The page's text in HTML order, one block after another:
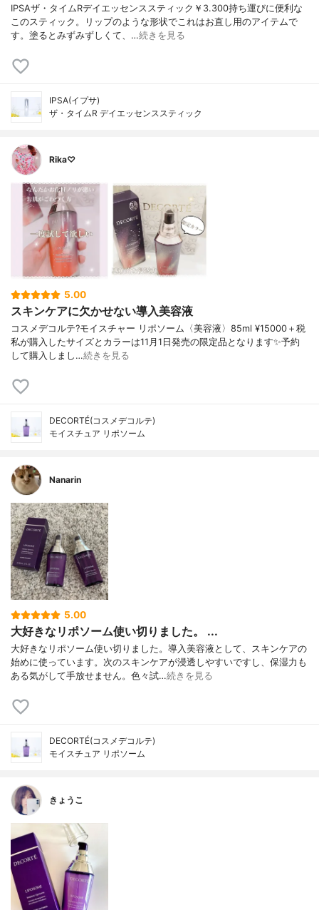
IPSAザ・タイムRデイエッセンススティック￥3.300持ち運びに便利な
このスティック。リップのような形状でこれはお直し用のアイテムで
す。塗るとみずみずしくて、…続きを見る
IPSA(イプサ)
ザ・タイムR デイエッセンススティック
Rika♡
5.00
スキンケアに欠かせない導入美容液
コスメデコルテ?モイスチャー リポソーム〈美容液〉85ml ¥15000＋税
私が購入したサイズとカラーは11月1日発売の限定品となります✨予約
して購入しまし…続きを見る
DECORTÉ(コスメデコルテ)
モイスチュア リポソーム
Nanarin
5.00
大好きなリポソーム使い切りました。 ...
大好きなリポソーム使い切りました。導入美容液として、スキンケアの
始めに使っています。次のスキンケアが浸透しやすいですし、保湿力も
ある気がして手放せません。色々試…続きを見る
DECORTÉ(コスメデコルテ)
モイスチュア リポソーム
きょうこ